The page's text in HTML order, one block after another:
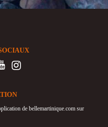
de bellemartinique.com sur